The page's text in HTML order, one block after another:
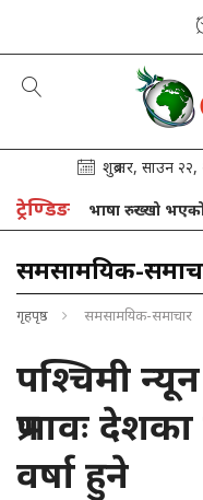
शुक्रबार, साउन
ट्रेण्डिङ
आफ्नो भाषा रुख्खो भएको भन्दै
समसामयिक-
गृहपृष्ठ समसामयिक-समाचार
पश्चिमी
प्रभावः
वर्षा हुने